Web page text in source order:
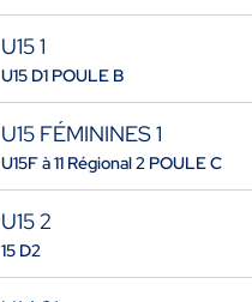
U15 1
U15 D1 POULE B
U15 FÉMININES 1
U15F à 11 Régional 2 POULE C
U15 2
15 D2